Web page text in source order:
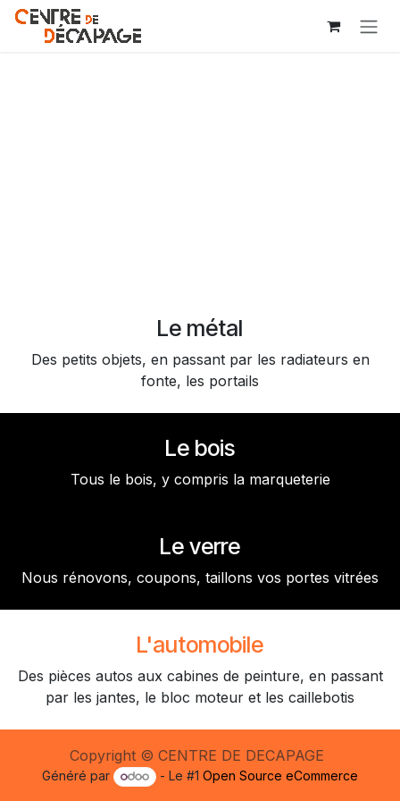
Se rendre au contenu
Le métal
Des petits objets, en passant par les radiateurs en
fonte, les portails
Le bois
Tous le bois, y compris la marqueterie
Le verre
Nous rénovons, coupons, taillons vos portes vitrées
L'automobile
Des pièces autos aux cabines de peinture, en passant
par les jantes, le bloc moteur et les caillebotis
Copyright © CENTRE DE DECAPAGE
Généré par - Le #1Open Source eCommerce